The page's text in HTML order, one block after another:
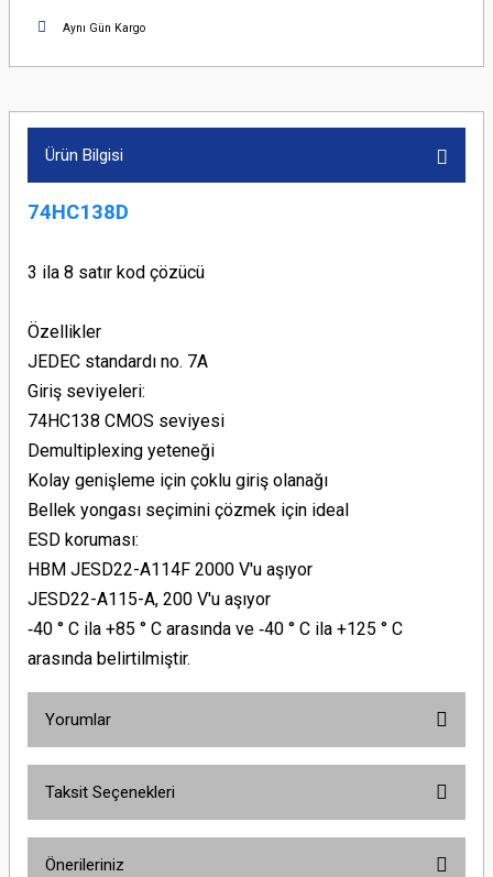
Aynı Gün Kargo
Ürün Bilgisi
74HC138D
3 ila 8 satır kod çözücü
Özellikler
JEDEC standardı no. 7A
Giriş seviyeleri:
74HC138 CMOS seviyesi
Demultiplexing yeteneği
Kolay genişleme için çoklu giriş olanağı
Bellek yongası seçimini çözmek için ideal
ESD koruması:
HBM JESD22-A114F 2000 V'u aşıyor
JESD22-A115-A, 200 V'u aşıyor
‑40 ° C ila +85 ° C arasında ve ‑40 ° C ila +125 ° C
arasında belirtilmiştir.
Yorumlar
Taksit Seçenekleri
Önerileriniz